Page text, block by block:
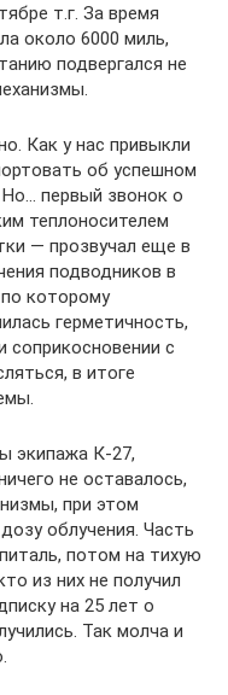
т.г. За время
около 6000 миль,
подвергался не
Как у нас привыкли
об успешном
первый звонок о
теплоносителем
— прозвучал еще в
подводников в
которому
герметичность,
с
в итоге
экипажа К-27,
не оставалось,
при этом
облучения. Часть
потом на тихую
из них не получил
на 25 лет о
Так молча и